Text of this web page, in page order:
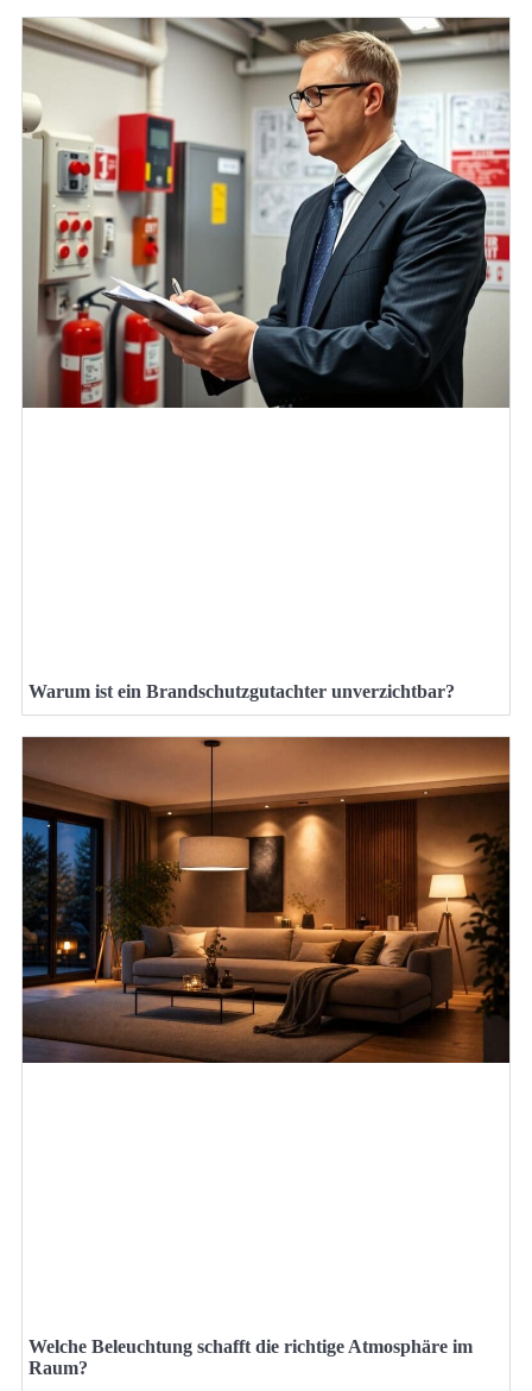
Warum ist ein Brandschutzgutachter unverzichtbar?
Welche Beleuchtung schafft die richtige Atmosphäre im
Raum?